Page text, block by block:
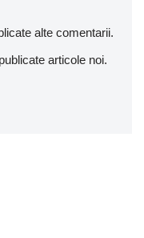
alte comentarii.
articole noi.